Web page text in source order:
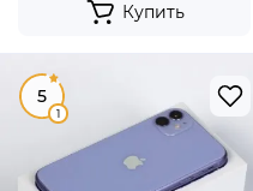
Купить
5
1